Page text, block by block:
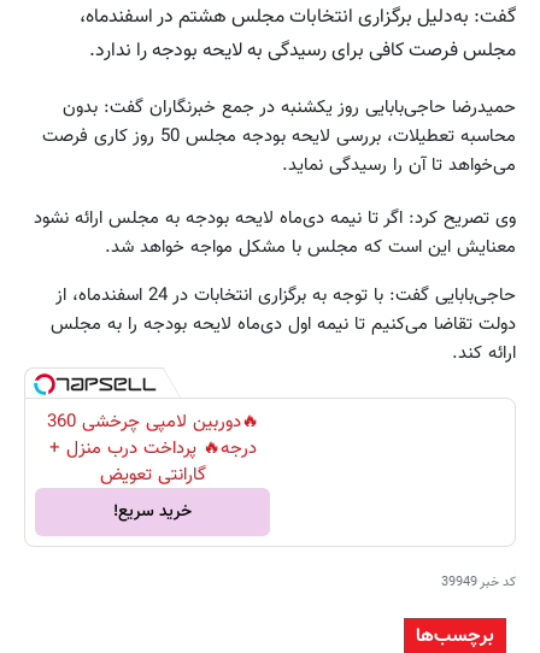
گفت: به‌دلیل برگزاری انتخابات مجلس هشتم در اسفندماه،
مجلس فرصت‌ کافی برای رسیدگی به لایحه بودجه را ندارد.
حمیدرضا حاجی‌بابایی روز یکشنبه در جمع خبرنگاران گفت: بدون
محاسبه تعطیلات، بررسی لایحه بودجه مجلس 50 روز کاری فرصت
می‌خواهد تا آن را رسیدگی نماید.
وی تصریح کرد: اگر تا نیمه دی‌ماه لایحه بودجه به مجلس ارائه نشود
معنایش این است که مجلس با مشکل مواجه خواهد شد.
حاجی‌بابایی گفت: با توجه به برگزاری انتخابات در 24 اسفندماه‌، از
دولت تقاضا می‌کنیم تا نیمه اول دی‌ماه لایحه بودجه را به مجلس
ارائه کند.
🔥دوربین لامپی چرخشی 360
درجه🔥 پرداخت درب منزل +
گارانتی تعویض
خرید سریع!
کد خبر39949
برچسب‌ها